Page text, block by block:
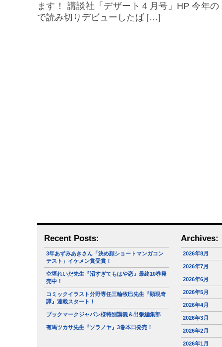
ます！ 講談社「デザート４月号」HP 今年
で読み切りデビューしたば […]
Recent Posts:
3年あずみあきさん「決め顔ショートマンガコン
テスト」イケメン賞受賞！
空垣れいだ先生『沼すぎてもはや恋』最終10巻発
売中！
コミックイラスト分野専任三輪牧巳先生『顕現奇
譚』連載スタート！
ブックマークジャパン様特別講義＆出張編集部
有馬ツカサ先生『ソラノヤ』3巻本日発売！
Archives:
2026年8月
2026年7月
2026年6月
2026年5月
2026年4月
2026年3月
2026年2月
2026年1月